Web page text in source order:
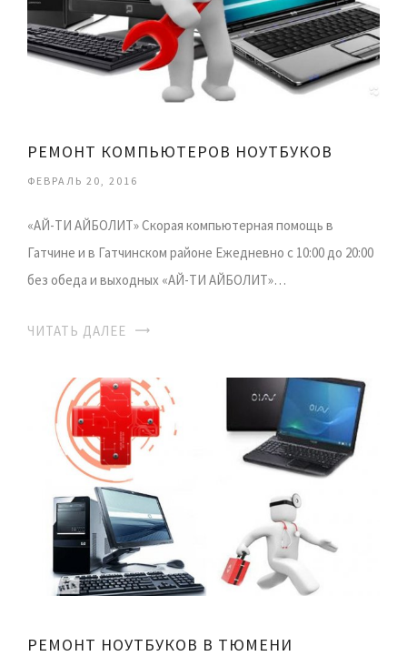
РЕМОНТ КОМПЬЮТЕРОВ НОУТБУКОВ
ФЕВРАЛЬ 20, 2016
«АЙ-ТИ АЙБОЛИТ» Скорая компьютерная помощь в
Гатчине и в Гатчинском районе Ежедневно с 10:00 до 20:00
без обеда и выходных «АЙ-ТИ АЙБОЛИТ»…
ЧИТАТЬ ДАЛЕЕ
РЕМОНТ НОУТБУКОВ В ТЮМЕНИ